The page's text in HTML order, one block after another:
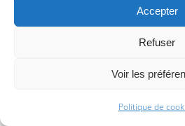
Accepter
Refuser
Voir les
Politique de
Area :
A l’initiative d’Alin Avila,Area